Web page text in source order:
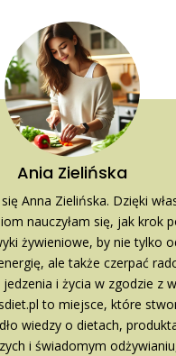
Ania Zielińska
Anna Zielińska. Dzięki
nauczyłam się, jak krok
żywieniowe, by nie tylko
ale także czerpać
i życia w zgodzie z
to miejsce, które
wiedzy o dietach,
i świadomym